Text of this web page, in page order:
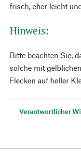
frisch, eher leicht
Hinweis:
Bitte beachten Sie,
solche mit
Flecken auf heller
Verantwortlicher